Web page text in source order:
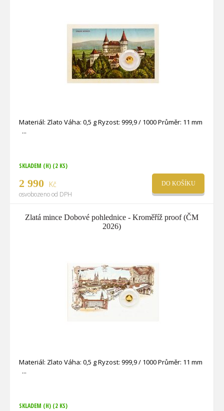
Materiál: Zlato Váha: 0,5 g Ryzost: 999,9 / 1000 Průměr: 11 mm
SKLADEM (H) (2 KS)
2 990 Kč
osvobozeno od DPH
DO KOŠÍKU
Zlatá mince Dobové pohlednice - Kroměříž proof (ČM
2026)
Materiál: Zlato Váha: 0,5 g Ryzost: 999,9 / 1000 Průměr: 11 mm
SKLADEM (H) (2 KS)